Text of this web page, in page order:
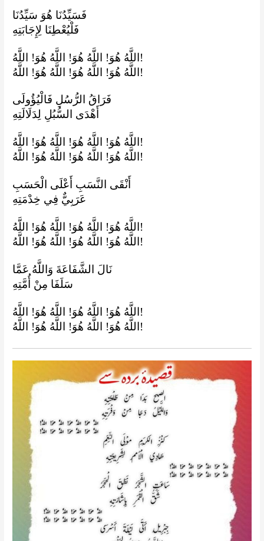
فَسَيِّدُنَا هُوَ سَیِّدُنَا
فَلْيُعْطِنَا لِإِجَابَتِهِ
اللَّهُ هُوَ! اللَّهُ هُوَ! اللَّهُ هُوَ! اللَّهُ!
اللَّهُ هُوَ! اللَّهُ هُوَ! اللَّهُ هُوَ! اللَّهُ!
فَرَاقُ الرُّسُلِ فَالْيُؤُولَى
أَهْدَى السُّبُلِ لِدَلَالَتِهِ
اللَّهُ هُوَ! اللَّهُ هُوَ! اللَّهُ هُوَ! اللَّهُ!
اللَّهُ هُوَ! اللَّهُ هُوَ! اللَّهُ هُوَ! اللَّهُ!
أَنْقَى النَّسَبِ أَعْلَى الْحَسَبِ
عَرَبِيٌّ فِي خِدْمَتِهِ
اللَّهُ هُوَ! اللَّهُ هُوَ! اللَّهُ هُوَ! اللَّهُ!
اللَّهُ هُوَ! اللَّهُ هُوَ! اللَّهُ هُوَ! اللَّهُ!
نَالَ الشَّفَاعَةَ وَاللَّهُ عَمَّا
سَلَفَا مِنْ أُمَّتِهِ
اللَّهُ هُوَ! اللَّهُ هُوَ! اللَّهُ هُوَ! اللَّهُ!
اللَّهُ هُوَ! اللَّهُ هُوَ! اللَّهُ هُوَ! اللَّهُ!